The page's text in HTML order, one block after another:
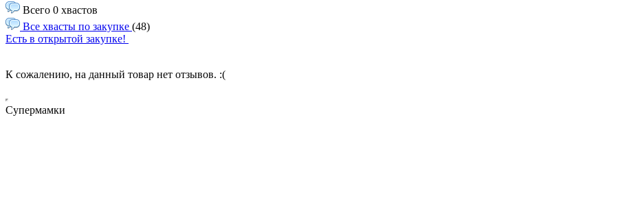
Всего 0 хвастов
Все хвасты по закупке (48)
Есть в открытой закупке!
К сожалению, на данный товар нет отзывов. :(
Супермамки